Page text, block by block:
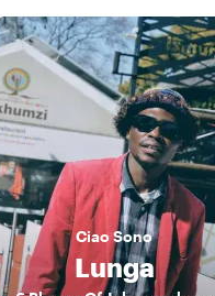
CiaoSono
Lunga